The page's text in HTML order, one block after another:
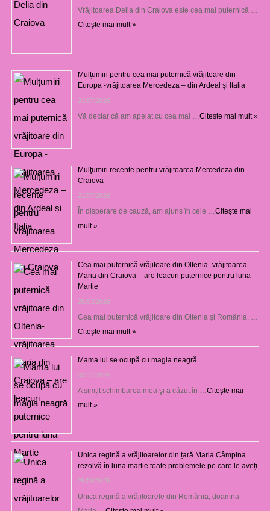
Vrăjitoarea Delia din Craiova este cea mai puternică …
Citeşte mai mult »
Mulțumiri pentru cea mai puternică vrăjitoare din
Europa -vrăjitoarea Mercedeza – din Ardeal și Italia
23/07/2026
Vă declar că am apelat cu cea mai … Citeşte mai mult »
Mulţumiri recente pentru vrăjitoarea Mercedeza din
Craiova
22/07/2026
În disperare de cauză, am ajuns în cele … Citeşte mai
mult »
Cea mai puternică vrăjitoare din Oltenia- vrăjitoarea
Maria din Craiova – are leacuri puternice pentru luna
Martie
25/03/2026
Cea mai puternică vrăjitoare din Oltenia și România, …
Citeşte mai mult »
Mama lui se ocupă cu magia neagră
05/12/2025
A simțit schimbarea mea şi a căzut în … Citeşte mai
mult »
Unica regină a vrăjitoarelor din țară Maria Câmpina
rezolvă în luna martie toate problemele pe care le aveți
25/09/2025
Unica regină a vrăjitoarele din România, doamna